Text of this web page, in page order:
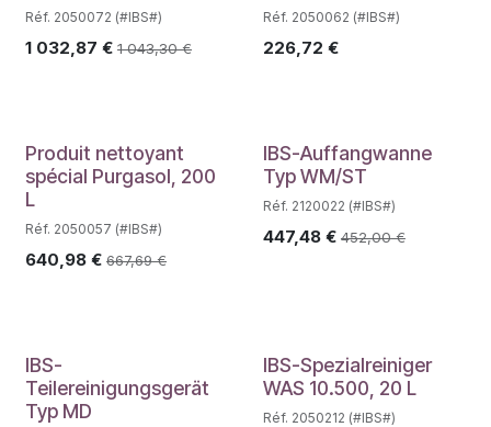
Réf. 2050072 (#IBS#)
1 032,87 € 1 043,30€
Réf. 2050062 (#IBS#)
226,72 €
Produit nettoyant
spécial Purgasol, 200
L
Réf. 2050057 (#IBS#)
640,98 € 667,69€
IBS-Auffangwanne
Typ WM/ST
Réf. 2120022 (#IBS#)
447,48€ 452,00€
IBS-
Teilereinigungsgerät
Typ MD
IBS-Spezialreiniger
WAS 10.500, 20 L
Réf. 2050212 (#IBS#)